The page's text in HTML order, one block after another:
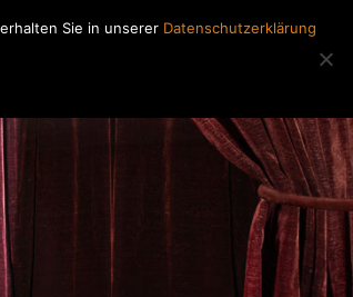
Sie in unserer Datenschutzerklärung